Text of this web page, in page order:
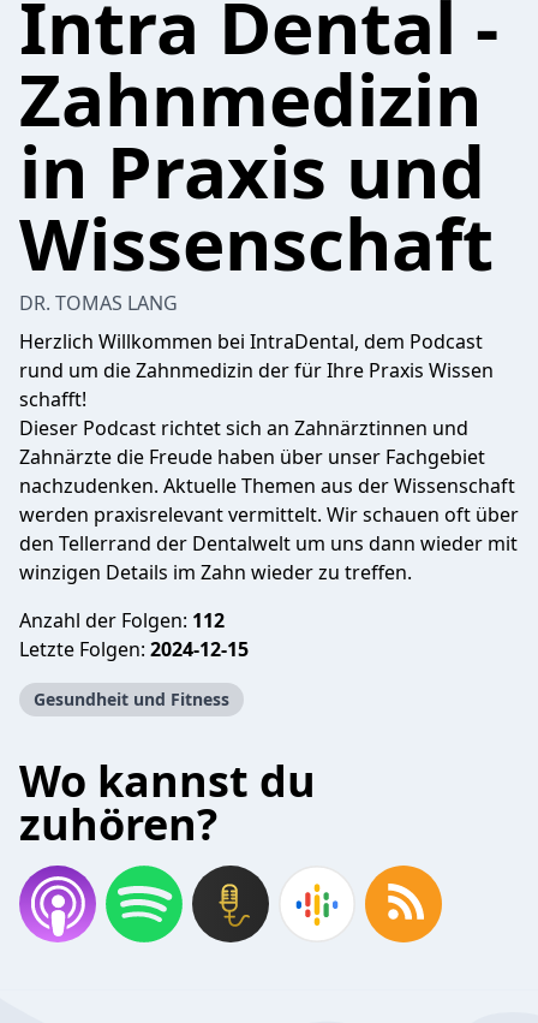
Intra Dental -
Zahnmedizin
in Praxis und
Wissenschaft
DR. TOMAS LANG
Herzlich Willkommen bei IntraDental, dem Podcast
rund um die Zahnmedizin der für Ihre Praxis Wissen
schafft!
Dieser Podcast richtet sich an Zahnärztinnen und
Zahnärzte die Freude haben über unser Fachgebiet
nachzudenken. Aktuelle Themen aus der Wissenschaft
werden praxisrelevant vermittelt. Wir schauen oft über
den Tellerrand der Dentalwelt um uns dann wieder mit
winzigen Details im Zahn wieder zu treffen.
Anzahl der Folgen: 112
Letzte Folgen: 2024-12-15
Gesundheit und Fitness
Wo kannst du
zuhören?